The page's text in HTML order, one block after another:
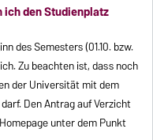
den Studienplatz
des Semesters (01.10. bzw.
Zu beachten ist, dass noch
der Universität mit dem
Den Antrag auf Verzicht
unter dem Punkt